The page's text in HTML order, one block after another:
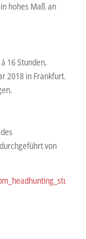
hohes Maß an
16 Stunden,
2018 in Frankfurt.
von